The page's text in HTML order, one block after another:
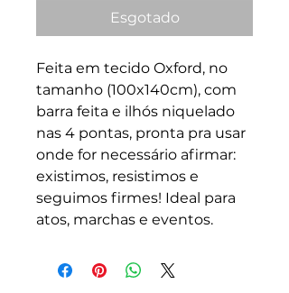
Esgotado
Feita em tecido Oxford, no
tamanho (100x140cm), com
barra feita e ilhós niquelado
nas 4 pontas, pronta pra usar
onde for necessário afirmar:
existimos, resistimos e
seguimos firmes! Ideal para
atos, marchas e eventos.